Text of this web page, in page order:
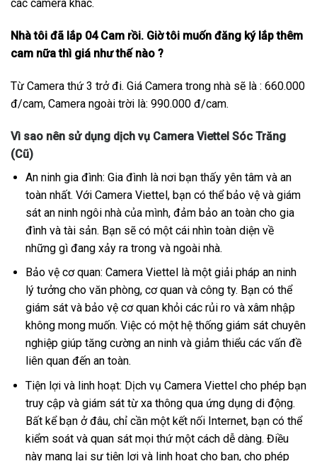
các camera khác.
Nhà tôi đã lắp 04 Cam rồi. Giờ tôi muốn đăng ký lắp thêm
cam nữa thì giá như thế nào ?
Từ Camera thứ 3 trở đi. Giá Camera trong nhà sẽ là : 660.000
đ/cam, Camera ngoài trời là: 990.000 đ/cam.
Vì sao nên sử dụng dịch vụ Camera Viettel Sóc Trăng
(Cũ)
An ninh gia đình: Gia đình là nơi bạn thấy yên tâm và an
toàn nhất. Với Camera Viettel, bạn có thể bảo vệ và giám
sát an ninh ngôi nhà của mình, đảm bảo an toàn cho gia
đình và tài sản. Bạn sẽ có một cái nhìn toàn diện về
những gì đang xảy ra trong và ngoài nhà.
Bảo vệ cơ quan: Camera Viettel là một giải pháp an ninh
lý tưởng cho văn phòng, cơ quan và công ty. Bạn có thể
giám sát và bảo vệ cơ quan khỏi các rủi ro và xâm nhập
không mong muốn. Việc có một hệ thống giám sát chuyên
nghiệp giúp tăng cường an ninh và giảm thiểu các vấn đề
liên quan đến an toàn.
Tiện lợi và linh hoạt: Dịch vụ Camera Viettel cho phép bạn
truy cập và giám sát từ xa thông qua ứng dụng di động.
Bất kể bạn ở đâu, chỉ cần một kết nối Internet, bạn có thể
kiểm soát và quan sát mọi thứ một cách dễ dàng. Điều
này mang lại sự tiện lợi và linh hoạt cho bạn, cho phép